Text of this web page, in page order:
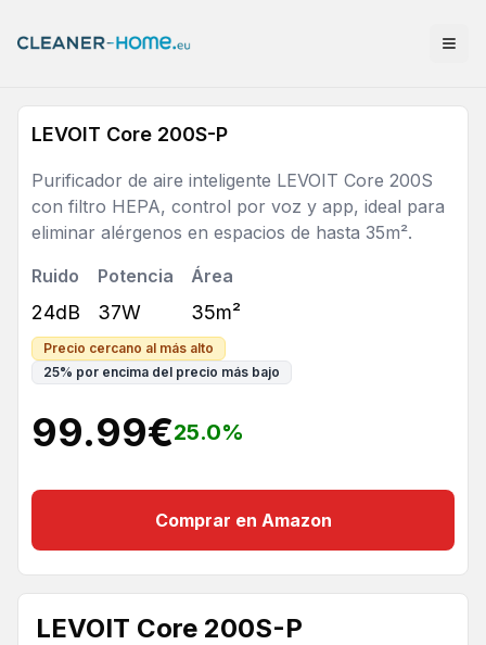
LEVOIT Core 200S-P
Purificador de aire inteligente LEVOIT Core 200S
con filtro HEPA, control por voz y app, ideal para
eliminar alérgenos en espacios de hasta 35m².
Ruido
24dB
Potencia
37W
Área
35m²
Precio cercano al más alto
25% por encima del precio más bajo
99.99€25.0%
Comprar en Amazon
LEVOIT Core 200S-P